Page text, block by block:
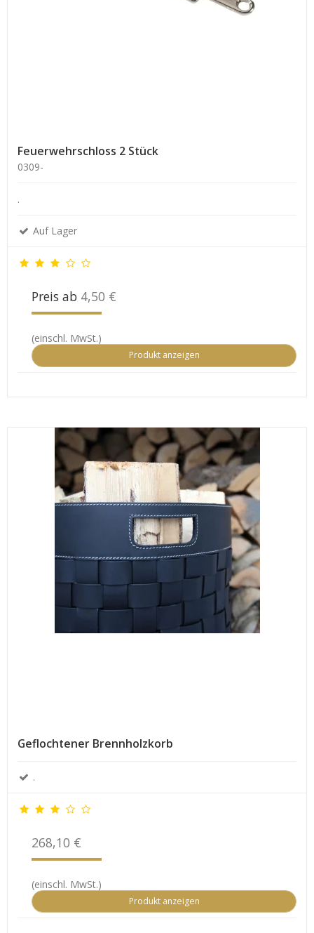
Feuerwehrschloss 2 Stück
0309-
.
Auf Lager
Preis ab 4,50 €
(einschl. MwSt.)
Produkt anzeigen
Geflochtener Brennholzkorb
.
268,10 €
(einschl. MwSt.)
Produkt anzeigen